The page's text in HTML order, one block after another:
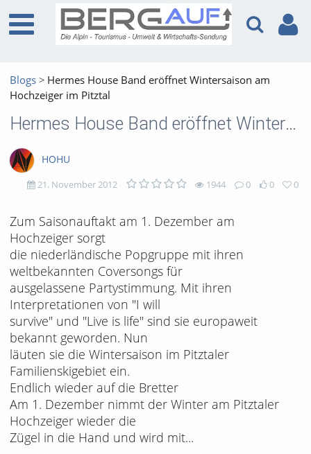
Blogs
Hermes House Band eröffnet Wintersaison am
Hochzeiger im Pitztal
Hermes House Band eröffnet Wintersaison am Hochzeiger im Pitztal
HOHU
21. November 2012 1944
1944
views
0
Kommentare
0
likes
0
favorites
Zum Saisonauftakt am 1. Dezember am
Hochzeiger sorgt
die niederländische Popgruppe mit ihren
weltbekannten Coversongs für
ausgelassene Partystimmung. Mit ihren
Interpretationen von "I will
survive" und "Live is life" sind sie europaweit
bekannt geworden. Nun
läuten sie die Wintersaison im Pitztaler
Familienskigebiet ein.
Endlich wieder auf die Bretter
Am 1. Dezember nimmt der Winter am Pitztaler
Hochzeiger wieder die
Zügel in die Hand und wird mit...